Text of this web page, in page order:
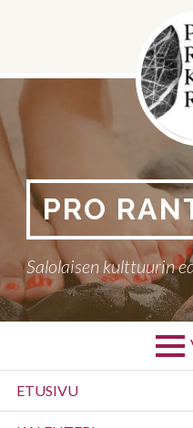
PRO
Salolaisen kulttuurin
Ensisijainen
valikko
ETUSIVU